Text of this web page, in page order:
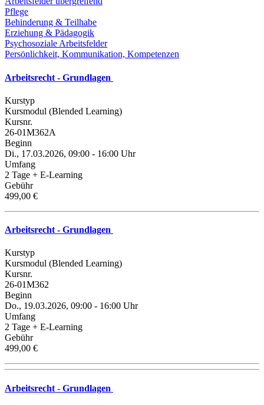
Pflege
Behinderung & Teilhabe
Erziehung & Pädagogik
Psychosoziale Arbeitsfelder
Persönlichkeit, Kommunikation, Kompetenzen
Arbeitsrecht - Grundlagen
Kurstyp
Kursmodul (Blended Learning)
Kursnr.
26-01M362A
Beginn
Di., 17.03.2026, 09:00 - 16:00 Uhr
Umfang
2 Tage + E-Learning
Gebühr
499,00 €
Arbeitsrecht - Grundlagen
Kurstyp
Kursmodul (Blended Learning)
Kursnr.
26-01M362
Beginn
Do., 19.03.2026, 09:00 - 16:00 Uhr
Umfang
2 Tage + E-Learning
Gebühr
499,00 €
Arbeitsrecht - Grundlagen